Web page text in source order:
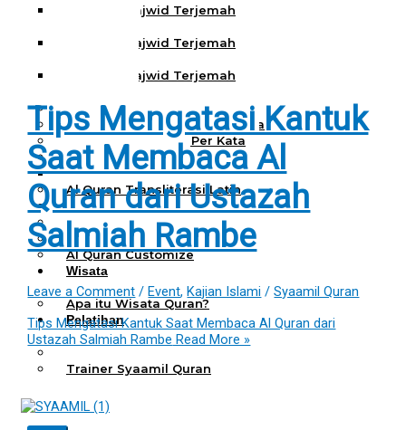
Al Quran Tajwid Terjemah
Al Quran Tajwid Terjemah
Al Quran Tajwid Terjemah
Al Quran Spesial Wanita
Al Quran Spesial Wanita Azalia
Al Quran Terjemah Per Kata
Al Quran Tilawah
Mushaf Tilawah Quba
Al Quran Transliterasi Latin
Kemitraan
Rumah Syaamil
Wholesale & Retail
Al Quran Customize
Wisata
Quran
Apa itu Wisata Quran?
Pelatihan
Kequranan
Trainer Syaamil Quran
Tips Mengatasi Kantuk
Saat Membaca Al
Quran dari Ustazah
Salmiah Rambe
Leave a Comment /Event,Kajian Islami /Syaamil Quran
Tips Mengatasi Kantuk Saat Membaca Al Quran dari
Ustazah Salmiah Rambe Read More »